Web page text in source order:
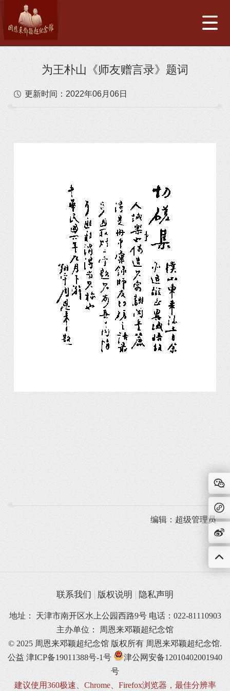
为王朴山《师友赠言录》题词
更新时间： 2022年06月06日
编辑：超级管理员
联系我们 版权说明 隐私声明
地址： 天津市南开区水上公园西路9号 电话：022-81110903
主办单位： 周恩来邓颖超纪念馆
© 2025 周恩来邓颖超纪念馆 版权所有 周恩来邓颖超纪念馆.
公益 津ICP备19011388号-1号
津公网安备12010402001940
号
建议使用360极速、Chrome、Firefox浏览器，最佳分辨率